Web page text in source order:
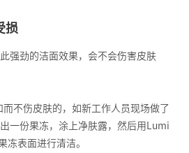
损
强劲的洁面效果，会不会伤害皮肤
不伤皮肤的，如新工作人员现场做了
一份果冻，涂上净肤露，然后用Lumi
冻表面进行清洁。